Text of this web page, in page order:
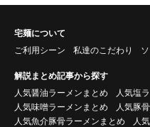
宅麺について
ご利用シーン
私達のこだわり
解説まとめ記事から探す
人気醤油ラーメンまとめ
人気塩
人気味噌ラーメンまとめ
人気豚
人気魚介豚骨ラーメンまとめ
人